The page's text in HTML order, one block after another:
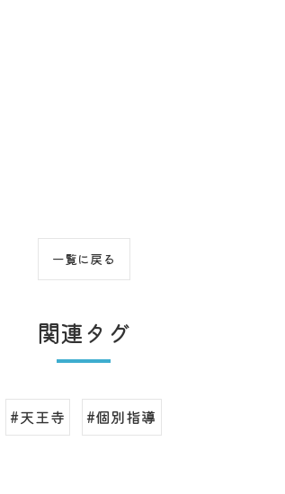
一覧に戻る
関連タグ
#天王寺 #個別指導